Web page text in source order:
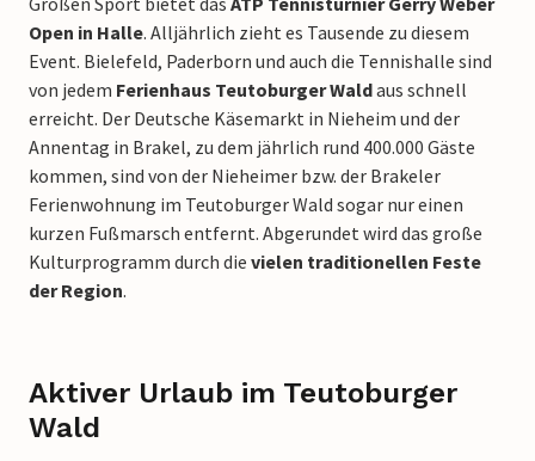
Open in Halle. Alljährlich zieht es Tausende zu diesem
Event. Bielefeld, Paderborn und auch die Tennishalle sind
von jedem Ferienhaus Teutoburger Waldaus schnell
erreicht. Der Deutsche Käsemarkt in Nieheim und der
Annentag in Brakel, zu dem jährlich rund 400.000 Gäste
kommen, sind von der Nieheimer bzw. der Brakeler
Ferienwohnung im Teutoburger Wald sogar nur einen
kurzen Fußmarsch entfernt. Abgerundet wird das große
Kulturprogramm durch die vielen traditionellen Feste
der Region.
Aktiver Urlaub im Teutoburger
Wald